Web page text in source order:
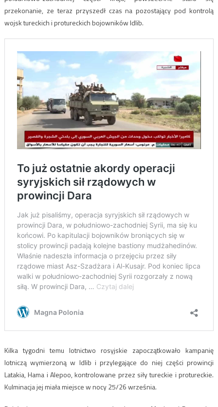
przekonanie, ze teraz przyszedł czas na pozostający pod kontrolą
wojsk tureckich i protureckich bojowników Idlib.
Kilka tygodni temu lotnictwo rosyjskie zapoczątkowało kampanię
lotniczą wymierzoną w Idlib i przylegające do niej części prowincji
Latakia, Hama i Alepoo, kontrolowane przez siły tureckie i protureckie.
Kulminacja jej miała miejsce w nocy 25/26 września.